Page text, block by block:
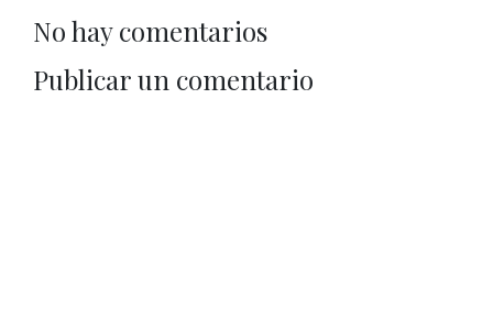
No hay comentarios
Publicar un comentario